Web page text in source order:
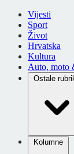
Vijesti
Sport
Život
Hrvatska
Kultura
Auto, moto
Ostale
Kolumne